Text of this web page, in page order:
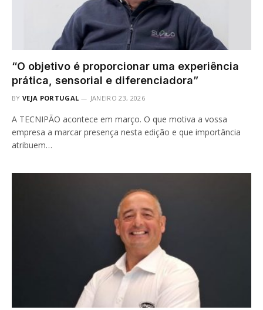
“O objetivo é proporcionar uma experiência
prática, sensorial e diferenciadora”
BY VEJA PORTUGAL JANEIRO 23, 2026
A TECNIPÃO acontece em março. O que motiva a vossa
empresa a marcar presença nesta edição e que importância
atribuem…